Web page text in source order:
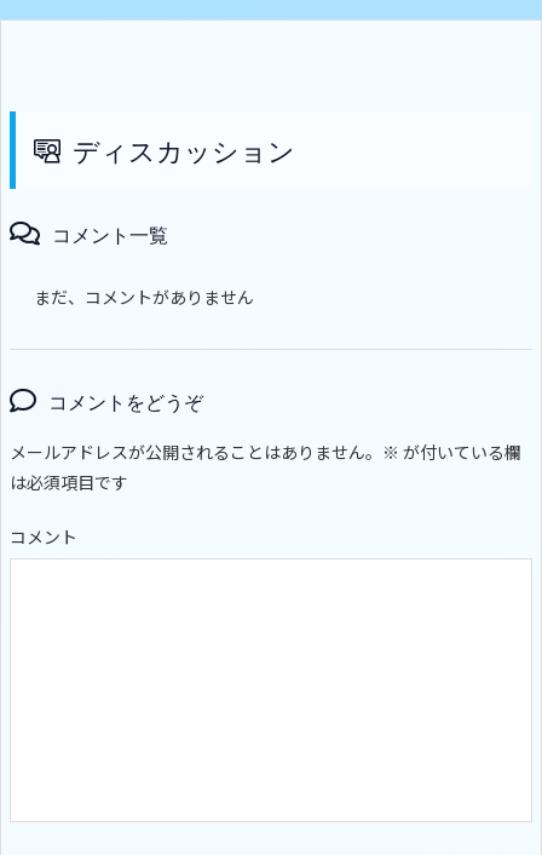
ディスカッション
コメント一覧
まだ、コメントがありません
コメントをどうぞ
メールアドレスが公開されることはありません。 ※ が付いている欄
は必須項目です
コメント